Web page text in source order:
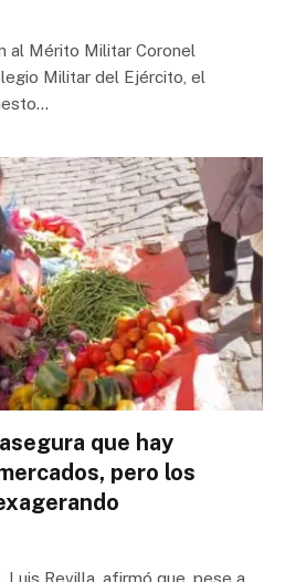
al Mérito Militar Coronel
Militar del Ejército, el
que hay
pero los
Luis Revilla, afirmó que, pese a